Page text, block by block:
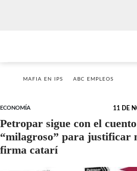
MAFIA EN IPS ABC EMPLEOS
ECONOMÍA 11 DE
Petropar sigue con el
“milagroso” para justificar
firma catarí